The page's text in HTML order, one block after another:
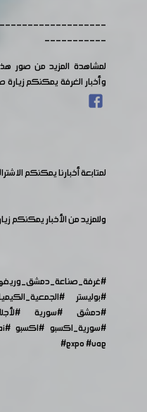
-----------
لمشاهدة المزيد من صور
وأخبار الغرفة يمكنكم
لمتابعة أخبارنا يمكنكم
وللمزيد من الأخبار يمكنكم
#بوليستر
#دمشق
#سورية
#سورية_اكسبو #اكسبو #syria_expo
#expo#uae